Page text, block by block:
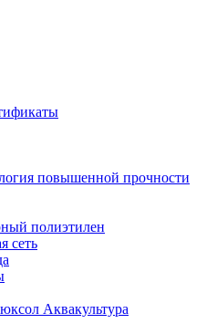
повышенной прочности
полиэтилен
сеть
Аквакультура